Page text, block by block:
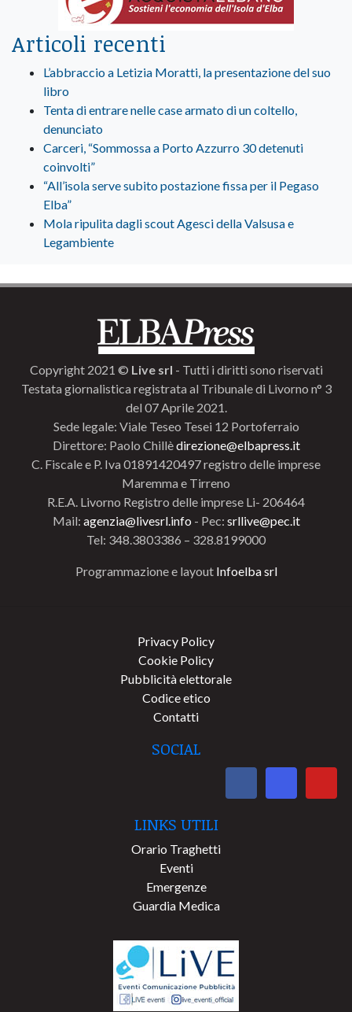
Articoli recenti
L’abbraccio a Letizia Moratti, la presentazione del suo
libro
Tenta di entrare nelle case armato di un coltello,
denunciato
Carceri, “Sommossa a Porto Azzurro 30 detenuti
coinvolti”
“All’isola serve subito postazione fissa per il Pegaso
Elba”
Mola ripulita dagli scout Agesci della Valsusa e
Legambiente
Copyright 2021 © Live srl - Tutti i diritti sono riservati
Testata giornalistica registrata al Tribunale di Livorno n° 3
del 07 Aprile 2021.
Sede legale: Viale Teseo Tesei 12 Portoferraio
Direttore: Paolo Chillèdirezione@elbapress.it
C. Fiscale e P. Iva 01891420497 registro delle imprese
Maremma e Tirreno
R.E.A. Livorno Registro delle imprese Li- 206464
Mail: agenzia@livesrl.info - Pec: srllive@pec.it
Tel: 348.3803386 – 328.8199000
Programmazione e layout Infoelba srl
Privacy Policy
Cookie Policy
Pubblicità elettorale
Codice etico
Contatti
SOCIAL
LINKS UTILI
Orario Traghetti
Eventi
Emergenze
Guardia Medica